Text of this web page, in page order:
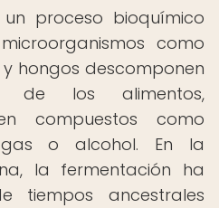
proceso bioquímico
como
hongos descomponen
de los alimentos,
compuestos como
o alcohol. En la
la fermentación ha
tiempos ancestrales